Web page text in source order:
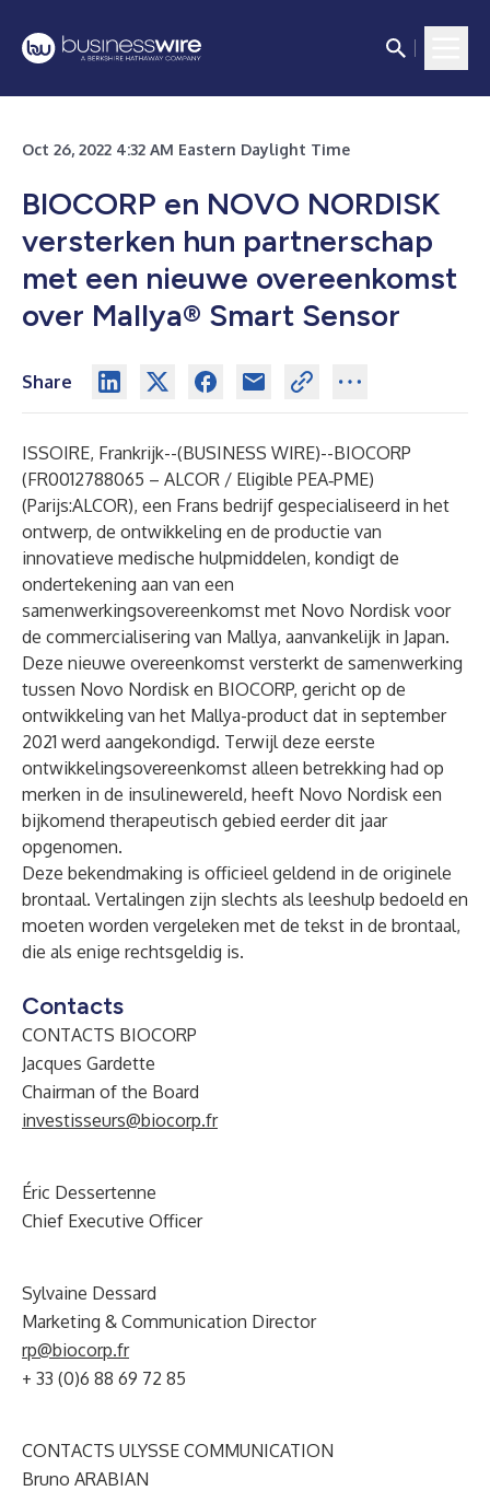
Oct 26, 2022 4:32 AM Eastern Daylight Time
BIOCORP en NOVO NORDISK
versterken hun partnerschap
met een nieuwe overeenkomst
over Mallya® Smart Sensor
Share
ISSOIRE, Frankrijk--(BUSINESS WIRE)--BIOCORP
(FR0012788065 – ALCOR / Eligible PEA‐PME)
(Parijs:ALCOR), een Frans bedrijf gespecialiseerd in het
ontwerp, de ontwikkeling en de productie van
innovatieve medische hulpmiddelen, kondigt de
ondertekening aan van een
samenwerkingsovereenkomst met Novo Nordisk voor
de commercialisering van Mallya, aanvankelijk in Japan.
Deze nieuwe overeenkomst versterkt de samenwerking
tussen Novo Nordisk en BIOCORP, gericht op de
ontwikkeling van het Mallya-product dat in september
2021 werd aangekondigd. Terwijl deze eerste
ontwikkelingsovereenkomst alleen betrekking had op
merken in de insulinewereld, heeft Novo Nordisk een
bijkomend therapeutisch gebied eerder dit jaar
opgenomen.
Deze bekendmaking is officieel geldend in de originele
brontaal. Vertalingen zijn slechts als leeshulp bedoeld en
moeten worden vergeleken met de tekst in de brontaal,
die als enige rechtsgeldig is.
Contacts
CONTACTS BIOCORP
Jacques Gardette
Chairman of the Board
investisseurs@biocorp.fr
Éric Dessertenne
Chief Executive Officer
Sylvaine Dessard
Marketing & Communication Director
rp@biocorp.fr
+ 33 (0)6 88 69 72 85
CONTACTS ULYSSE COMMUNICATION
Bruno ARABIAN